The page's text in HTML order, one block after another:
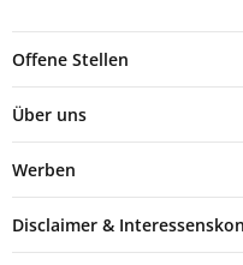
Offene Stellen
Über uns
Werben
Disclaimer &